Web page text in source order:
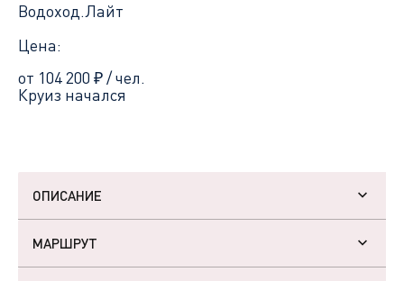
Водоход.Лайт
Цена:
от 104 200 ₽/ чел.
Круиз начался
ОПИСАНИЕ
МАРШРУТ